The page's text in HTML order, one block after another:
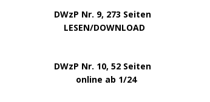
DWzP Nr. 9, 273 Seiten
LESEN/DOWNLOAD
DWzP Nr. 10, 52 Seiten
online ab 1/24